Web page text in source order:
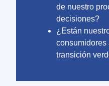
de nuestro
decisiones?
¿Están
consumidores
transición